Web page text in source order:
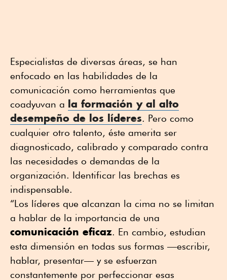
Especialistas de diversas áreas, se han
enfocado en las habilidades de la
comunicación como herramientas que
coadyuvan a la formación y al alto
desempeño de los líderes. Pero como
cualquier otro talento, éste amerita ser
diagnosticado, calibrado y comparado contra
las necesidades o demandas de la
organización. Identificar las brechas es
indispensable.
“Los líderes que alcanzan la cima no se limitan
a hablar de la importancia de una
comunicación eficaz. En cambio, estudian
esta dimensión en todas sus formas —escribir,
hablar, presentar— y se esfuerzan
constantemente por perfeccionar esas